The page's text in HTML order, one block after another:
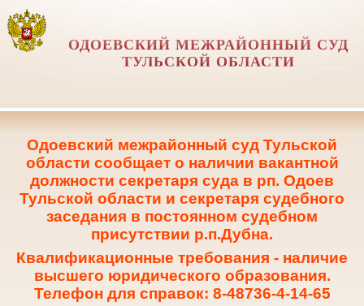
ОДОЕВСКИЙ МЕЖРАЙОННЫЙ СУД
ТУЛЬСКОЙ ОБЛАСТИ
Одоевский межрайонный суд Тульской
области сообщает о наличии вакантной
должности секретаря суда в рп. Одоев
Тульской области и секретаря судебного
заседания в постоянном судебном
присутствии р.п.Дубна.
Квалификационные требования - наличие
высшего юридического образования.
Телефон для справок: 8-48736-4-14-65